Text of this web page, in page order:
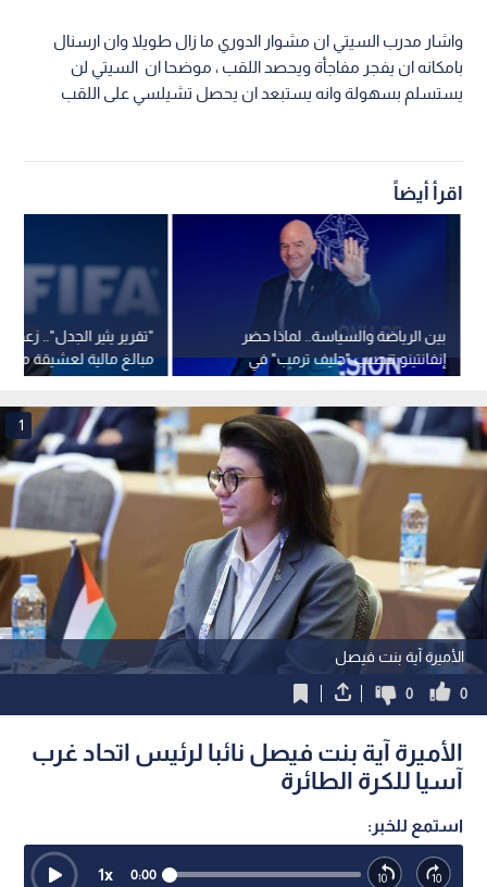
واشار مدرب السيتي ان مشوار الدوري ما زال طويلا وان ارسنال
بامكانه ان يفجر مفاجأة ويحصد اللقب ، موضحا ان السيتي لن
يستسلم بسهولة وانه يستبعد ان يحصل تشيلسي على اللقب
اقرأ أيضاً
"تقرير يثير الجدل".. زعم
مبالغ مالية لعشيقة
"فيفا" جياني إنفانتينو
بين الرياضة والسياسة.. لماذا حضر
إنفانتينو تنصيب "حليف ترمب" في
كولومبيا؟
الأميرة آية بنت فيصل
1
0
0
الأميرة آية بنت فيصل نائبا لرئيس اتحاد غرب
آسيا للكرة الطائرة
استمع للخبر:
0:00
1x